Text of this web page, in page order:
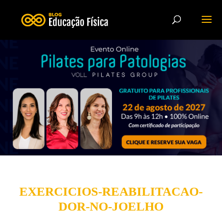
EXERCICIOS-REABILITACAO-
DOR-NO-JOELHO